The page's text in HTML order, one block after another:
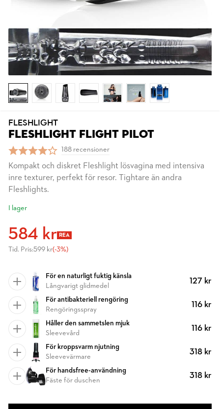
FLESHLIGHT
FLESHLIGHT FLIGHT PILOT
188 recensioner
Kompakt och diskret Fleshlight lösvagina med intensiva
inre texturer, perfekt för resor. Tightare än andra
Fleshlights.
I lager
584 kr REA
Tid. Pris:599 kr(-3%)
För en naturligt fuktig känsla
Långvarigt glidmedel
127 kr
För antibakteriell rengöring
Rengöringsspray
116 kr
Håller den sammetslen mjuk
Sleevevård
116 kr
För kroppsvarm njutning
Sleevevärmare
318 kr
För handsfree-användning
Fäste för duschen
318 kr